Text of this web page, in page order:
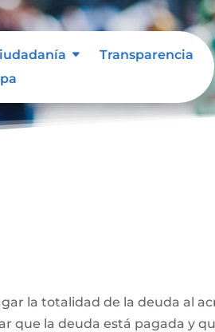
Transparencia
la totalidad de la deuda al
que la deuda está pagada y